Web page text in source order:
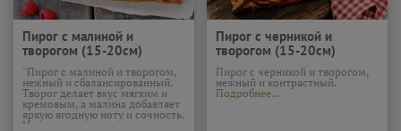
Пирог с малиной и
творогом (15-20см)
"Пирог с малиной и творогом,
нежный и сбалансированный.
Творог делает вкус мягким и
кремовым, а малина добавляет
яркую ягодную ноту и сочность.
Начинка получается
Пирог с черникой и
творогом (15-20см)
Пирог с черникой и творогом,
нежный и контрастный.
Подробнее...